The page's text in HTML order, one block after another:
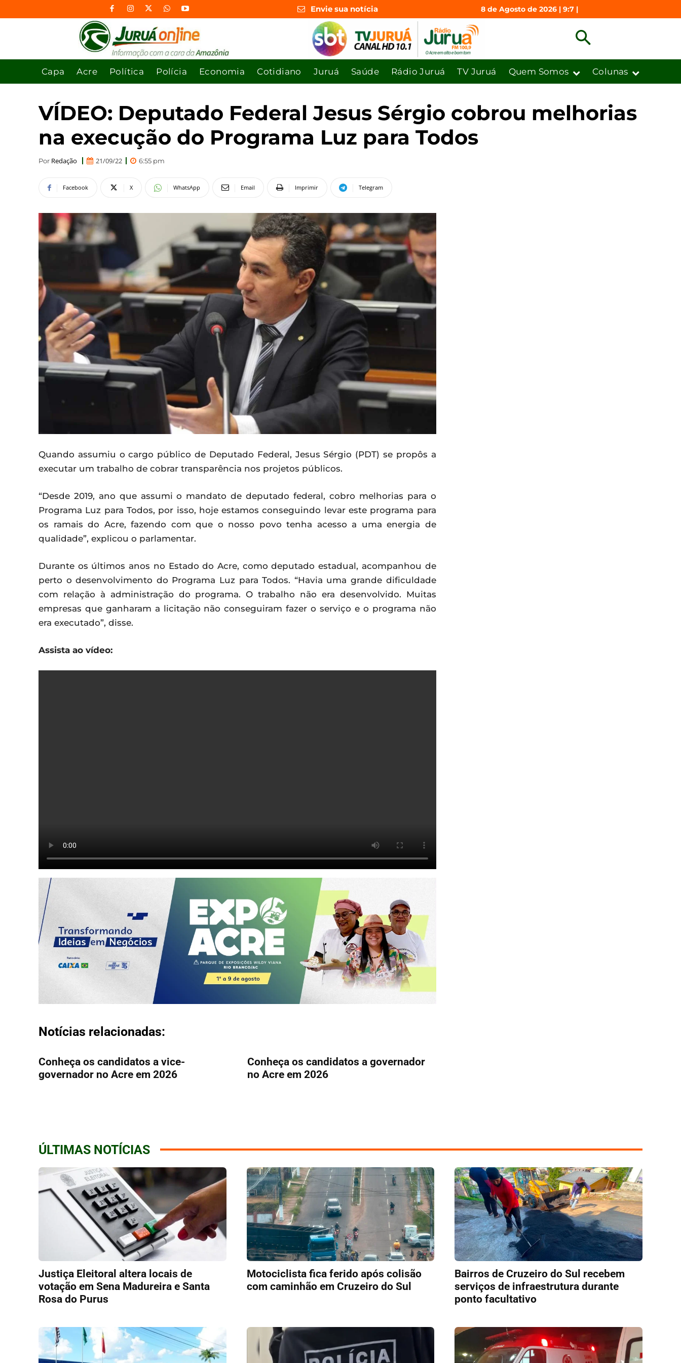
Envie sua notícia 8 de Agosto de 2026 | 9:7 |
Capa Acre Política Polícia Economia Cotidiano Juruá Saúde Rádio Juruá TV Juruá Quem Somos Colunas
VÍDEO: Deputado Federal Jesus Sérgio cobrou melhorias
na execução do Programa Luz para Todos
Por Redação 21/09/22 6:55 pm
Facebook X WhatsApp Email Imprimir Telegram
Quando assumiu o cargo público de Deputado Federal, Jesus Sérgio (PDT) se propôs a
executar um trabalho de cobrar transparência nos projetos públicos.
“Desde 2019, ano que assumi o mandato de deputado federal, cobro melhorias para o
Programa Luz para Todos, por isso, hoje estamos conseguindo levar este programa para
os ramais do Acre, fazendo com que o nosso povo tenha acesso a uma energia de
qualidade”, explicou o parlamentar.
Durante os últimos anos no Estado do Acre, como deputado estadual, acompanhou de
perto o desenvolvimento do Programa Luz para Todos. “Havia uma grande dificuldade
com relação à administração do programa. O trabalho não era desenvolvido. Muitas
empresas que ganharam a licitação não conseguiram fazer o serviço e o programa não
era executado”, disse.
Assista ao vídeo:
Notícias relacionadas:
Conheça os candidatos a vice-
governador no Acre em 2026
Conheça os candidatos a governador
no Acre em 2026
ÚLTIMAS NOTÍCIAS
Justiça Eleitoral altera locais de
votação em Sena Madureira e Santa
Rosa do Purus
Motociclista fica ferido após colisão
com caminhão em Cruzeiro do Sul
Bairros de Cruzeiro do Sul recebem
serviços de infraestrutura durante
ponto facultativo